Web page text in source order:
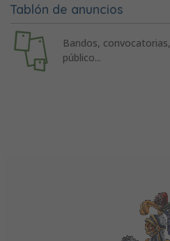
Tablón de anuncios
Bandos,
público...